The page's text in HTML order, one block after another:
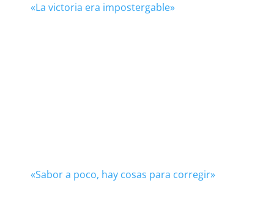
«La victoria era impostergable»
«Sabor a poco, hay cosas para corregir»